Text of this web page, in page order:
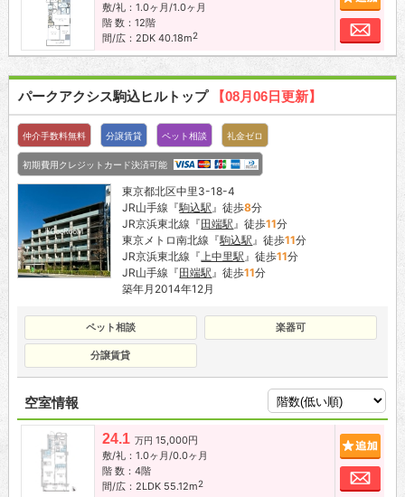
敷/礼：1.0ヶ月/1.0ヶ月
階 数：12階
間/広：2DK 40.18m2
お
パークアクシス駒込ヒルトップ 【08月06日更新】
仲介手数料無料 分譲賃貸 ペット相談 礼金ゼロ
初期費用クレジットカード決済可能
東京都北区中里3-18-4
JR山手線『駒込駅』徒歩8分
JR京浜東北線『田端駅』徒歩11分
東京メトロ南北線『駒込駅』徒歩11分
JR京浜東北線『上中里駅』徒歩11分
JR山手線『田端駅』徒歩11分
築年月2014年12月
ペット相談 楽器可
分譲賃貸
空室情報
24.1 万円 15,000円
敷/礼：1.0ヶ月/0.0ヶ月
階 数：4階
間/広：2LDK 55.12m2
お